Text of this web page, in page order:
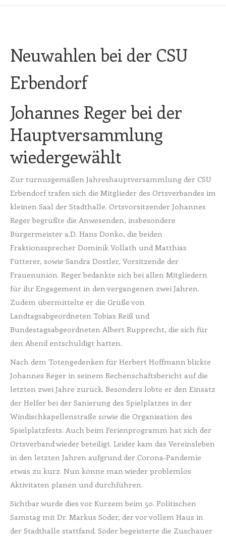
Neuwahlen bei der CSU
Erbendorf
Johannes Reger bei der
Hauptversammlung
wiedergewählt
Zur turnusgemäßen Jahreshauptversammlung der CSU
Erbendorf trafen sich die Mitglieder des Ortsverbandes im
kleinen Saal der Stadthalle. Ortsvorsitzender Johannes
Reger begrüßte die Anwesenden, insbesondere
Bürgermeister a.D. Hans Donko, die beiden
Fraktionssprecher Dominik Vollath und Matthias
Fütterer, sowie Sandra Dostler, Vorsitzende der
Frauenunion. Reger bedankte sich bei allen Mitgliedern
für ihr Engagement in den vergangenen zwei Jahren.
Zudem übermittelte er die Grüße von
Landtagsabgeordneten Tobias Reiß und
Bundestagsabgeordneten Albert Rupprecht, die sich für
den Abend entschuldigt hatten.
Nach dem Totengedenken für Herbert Hoffmann blickte
Johannes Reger in seinem Rechenschaftsbericht auf die
letzten zwei Jahre zurück. Besonders lobte er den Einsatz
der Helfer bei der Sanierung des Spielplatzes in der
Windischkapellenstraße sowie die Organisation des
Spielplatzfests. Auch beim Ferienprogramm hat sich der
Ortsverband wieder beteiligt. Leider kam das Vereinsleben
in den letzten Jahren aufgrund der Corona-Pandemie
etwas zu kurz. Nun könne man wieder problemlos
Aktivitäten planen und durchführen.
Sichtbar wurde dies vor Kurzem beim 50. Politischen
Samstag mit Dr. Markus Söder, der vor vollem Haus in
der Stadthalle stattfand. Söder begeisterte die Zuschauer